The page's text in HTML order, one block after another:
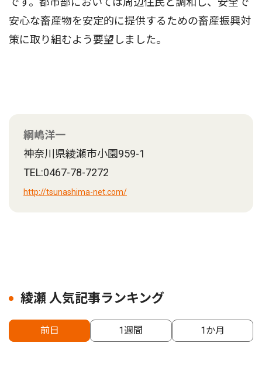
安心な畜産物を安定的に提供するための畜産振興対
策に取り組むよう要望しました。
綱嶋洋一
神奈川県綾瀬市小園959-1
TEL:0467-78-7272
http://tsunashima-net.com/
綾瀬 人気記事ランキング
前日 1週間 1か月